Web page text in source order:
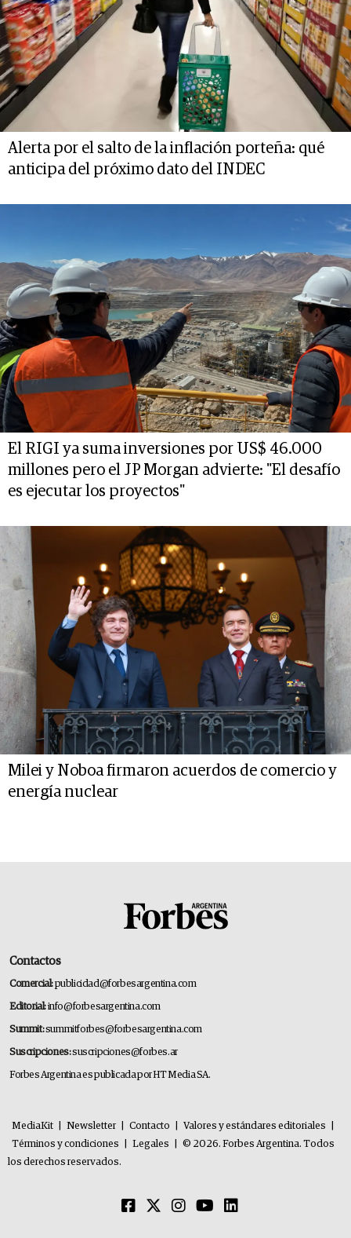
Alerta por el salto de la inflación porteña: qué
anticipa del próximo dato del INDEC
El RIGI ya suma inversiones por US$ 46.000
millones pero el JP Morgan advierte: "El desafío
es ejecutar los proyectos"
Milei y Noboa firmaron acuerdos de comercio y
energía nuclear
Contactos
Comercial:publicidad@forbesargentina.com
Editorial:info@forbesargentina.com
Summit:summitforbes@forbesargentina.com
Suscripciones:suscripciones@forbes.ar
Forbes Argentina es publicada por HT Media SA.
MediaKit Newsletter Contacto Valores y estándares editoriales
Términos y condiciones
Legales
© 2026. Forbes Argentina. Todos
los derechos reservados.